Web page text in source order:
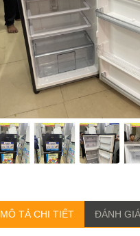
MÔ TẢ CHI TIẾT ĐÁNH GIÁ